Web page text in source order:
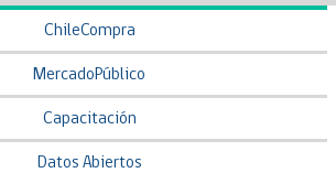
ChileCompra
MercadoPúblico
Capacitación
Datos Abiertos